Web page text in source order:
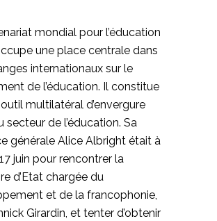
mondial pour l’éducation
une place centrale dans
internationaux sur le
de l’éducation. Il constitue
outil multilatéral d’envergure
secteur de l’éducation. Sa
générale Alice Albright était à
juin pour rencontrer la
d’Etat chargée du
et de la francophonie,
Girardin, et tenter d’obtenir